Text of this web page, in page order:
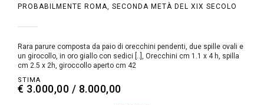
PROBABILMENTE ROMA, SECONDA METÀ DEL XIX SECOLO
Rara parure composta da paio di orecchini pendenti, due spille ovali e
un girocollo, in oro giallo con sedici [..], Orecchini cm 1.1 x 4 h, spilla
cm 2.5 x 2h, giroccollo aperto cm 42
STIMA
€ 3.000,00 / 8.000,00